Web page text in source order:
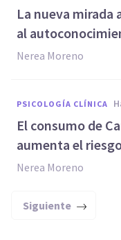
La nueva mirada
al
Nerea Moreno
PSICOLOGÍA CLÍNICA
El consumo de
aumenta el
Nerea Moreno
Siguiente